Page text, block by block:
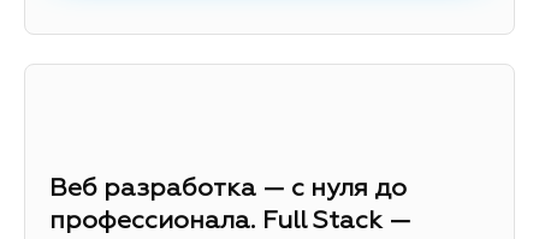
Веб разработка — с нуля до
профессионала. Full Stack —